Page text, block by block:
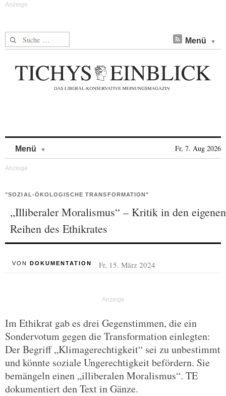
Suche nach: Menü
Menü Fr, 7. Aug 2026
"SOZIAL-ÖKOLOGISCHE TRANSFORMATION"
„Illiberaler Moralismus“ – Kritik in den eigenen
Reihen des Ethikrates
VON DOKUMENTATION Fr, 15. März 2024
Im Ethikrat gab es drei Gegenstimmen, die ein
Sondervotum gegen die Transformation einlegten:
Der Begriff „Klimagerechtigkeit“ sei zu unbestimmt
und könnte soziale Ungerechtigkeit befördern. Sie
bemängeln einen „illiberalen Moralismus“. TE
dokumentiert den Text in Gänze.